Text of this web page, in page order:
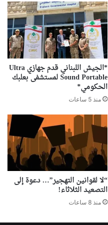
*الجيش اللبناني قدم جهازي Ultra
Sound Portable لمستشفى بعلبك
الحكومي*
منذ 5 ساعات
“لا لقوانين التهجير”… دعوة إلى
التصعيد الثلاثاء!
منذ 8 ساعات